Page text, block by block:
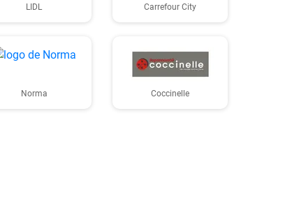
LIDL Carrefour City
Norma Coccinelle